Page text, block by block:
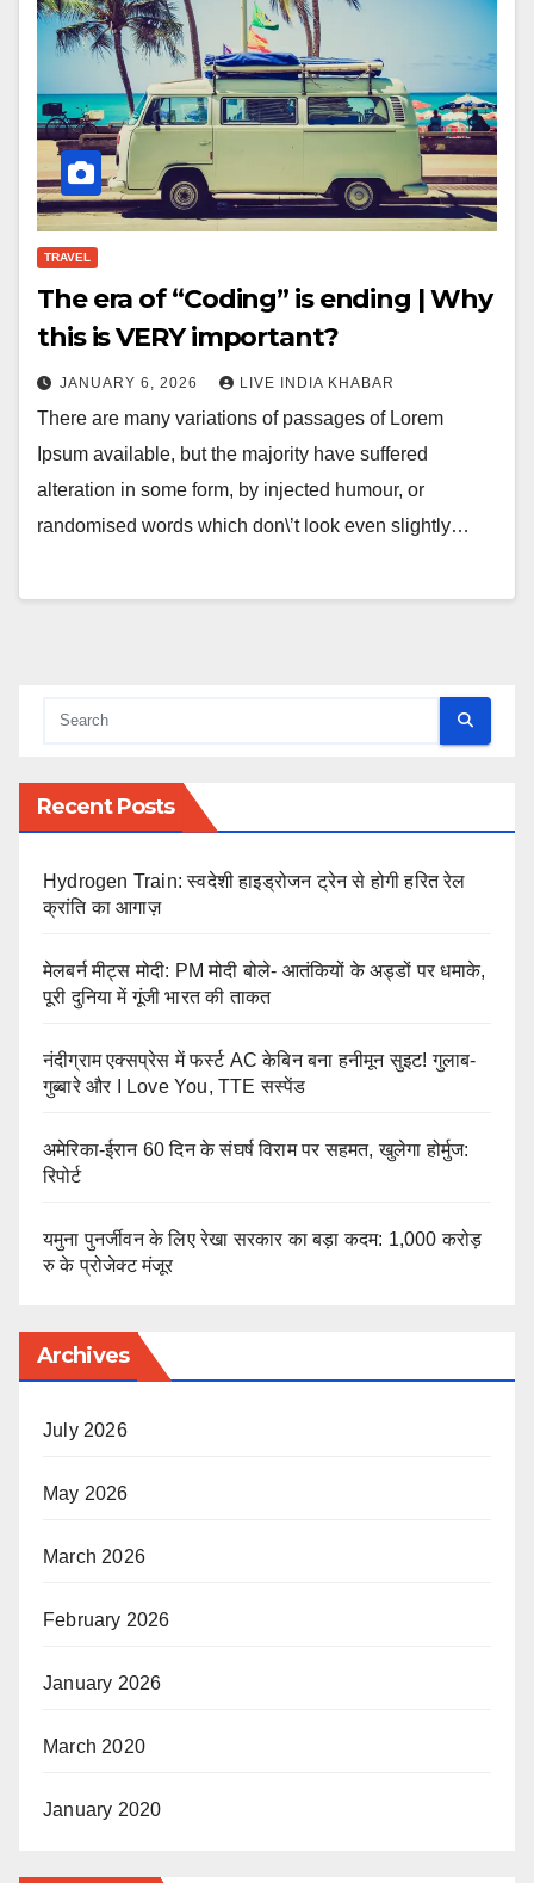
TRAVEL
The era of “Coding” is ending | Why
this is VERY important?
JANUARY 6, 2026 LIVE INDIA KHABAR
There are many variations of passages of Lorem
Ipsum available, but the majority have suffered
alteration in some form, by injected humour, or
randomised words which don\’t look even slightly…
Recent Posts
Hydrogen Train: स्वदेशी हाइड्रोजन ट्रेन से होगी हरित रेल
क्रांति का आगाज़
मेलबर्न मीट्स मोदी: PM मोदी बोले- आतंकियों के अड्डों पर धमाके,
पूरी दुनिया में गूंजी भारत की ताकत
नंदीग्राम एक्सप्रेस में फर्स्ट AC केबिन बना हनीमून सुइट! गुलाब-
गुब्बारे और I Love You, TTE सस्पेंड
अमेरिका-ईरान 60 दिन के संघर्ष विराम पर सहमत, खुलेगा होर्मुज:
रिपोर्ट
यमुना पुनर्जीवन के लिए रेखा सरकार का बड़ा कदम: 1,000 करोड़
रु के प्रोजेक्ट मंजूर
Archives
July 2026
May 2026
March 2026
February 2026
January 2026
March 2020
January 2020